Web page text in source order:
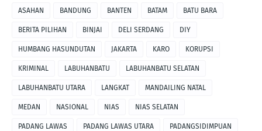
ASAHAN BANDUNG BANTEN BATAM BATU BARA
BERITA PILIHAN BINJAI DELI SERDANG DIY
HUMBANG HASUNDUTAN JAKARTA KARO KORUPSI
KRIMINAL LABUHANBATU LABUHANBATU SELATAN
LABUHANBATU UTARA LANGKAT MANDAILING NATAL
MEDAN NASIONAL NIAS NIAS SELATAN
PADANG LAWAS PADANG LAWAS UTARA PADANGSIDIMPUAN